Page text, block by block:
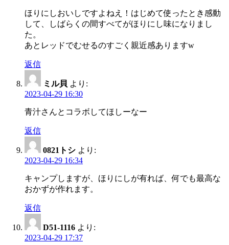
ほりにしおいしですよねえ！はじめて使ったとき感動
して、しばらくの間すべてがほりにし味になりまし
た。
あとレッドでむせるのすごく親近感ありますw
返信
ミル貝 より:
2023-04-29 16:30
青汁さんとコラボしてほしーなー
返信
0821トシ より:
2023-04-29 16:34
キャンプしますが、ほりにしが有れば、何でも最高な
おかずが作れます。
返信
D51-1116 より:
2023-04-29 17:37